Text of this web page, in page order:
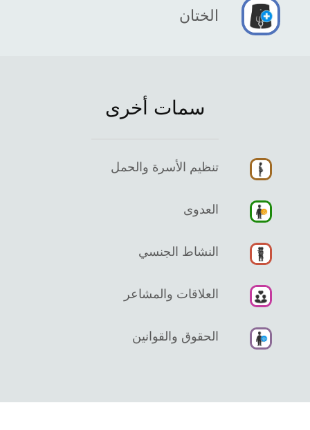
الختان
سمات أخرى
تنظيم الأسرة والحمل
العدوى
النشاط الجنسي
العلاقات والمشاعر
الحقوق والقوانين